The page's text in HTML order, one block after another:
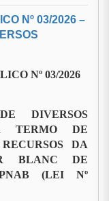
Nº 03/2026 –
Nº 03/2026
DIVERSOS
TERMO DE
DA
BLANC DE
(LEI Nº